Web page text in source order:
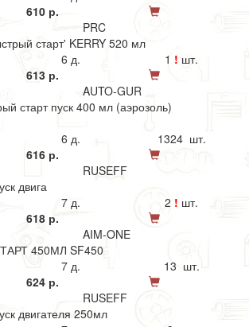
610 р.
PRC
старт' KERRY 520 мл
6 д. 1 ! шт.
613 р.
AUTO-GUR
старт пуск 400 мл (аэрозоль)
6 д.
1324 шт.
616 р.
RUSEFF
двига
7 д. 2 ! шт.
618 р.
AIM-ONE
450МЛ SF450
7 д.
13 шт.
624 р.
RUSEFF
двигателя 250мл